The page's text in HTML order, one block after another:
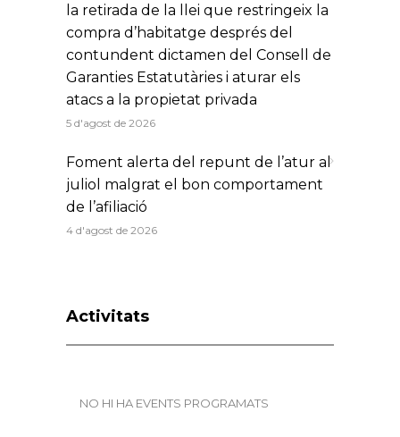
la retirada de la llei que restringeix la
compra d’habitatge després del
contundent dictamen del Consell de
Garanties Estatutàries i aturar els
atacs a la propietat privada
5 d'agost de 2026
Foment alerta del repunt de l’atur al
juliol malgrat el bon comportament
de l’afiliació
4 d'agost de 2026
Activitats
NO HI HA EVENTS PROGRAMATS